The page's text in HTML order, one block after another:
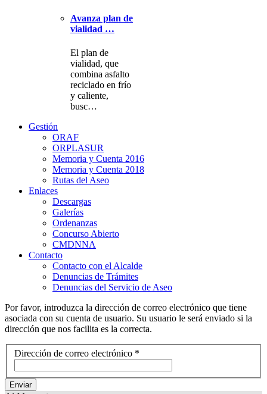
Avanza plan de
vialidad …
El plan de
vialidad, que
combina asfalto
reciclado en frío
y caliente,
busc…
Gestión
ORAF
ORPLASUR
Memoria y Cuenta 2016
Memoria y Cuenta 2018
Rutas del Aseo
Enlaces
Descargas
Galerías
Ordenanzas
Concurso Abierto
CMDNNA
Contacto
Contacto con el Alcalde
Denuncias de Trámites
Denuncias del Servicio de Aseo
Por favor, introduzca la dirección de correo electrónico que tiene
asociada con su cuenta de usuario. Su usuario le será enviado si la
dirección que nos facilita es la correcta.
Dirección de correo electrónico *
Enviar